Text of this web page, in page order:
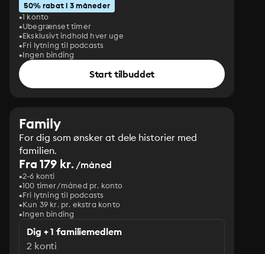
50% rabat i 3 måneder
1 konto
Ubegrænset timer
Eksklusivt indhold hver uge
Fri lytning til podcasts
Ingen binding
Start tilbuddet
Family
For dig som ønsker at dele historier med
familien.
Fra 179 kr./måned
2-6 konti
100 timer/måned pr. konto
Fri lytning til podcasts
Kun 39 kr. pr. ekstra konto
Ingen binding
Dig + 1 familiemedlem
2 konti